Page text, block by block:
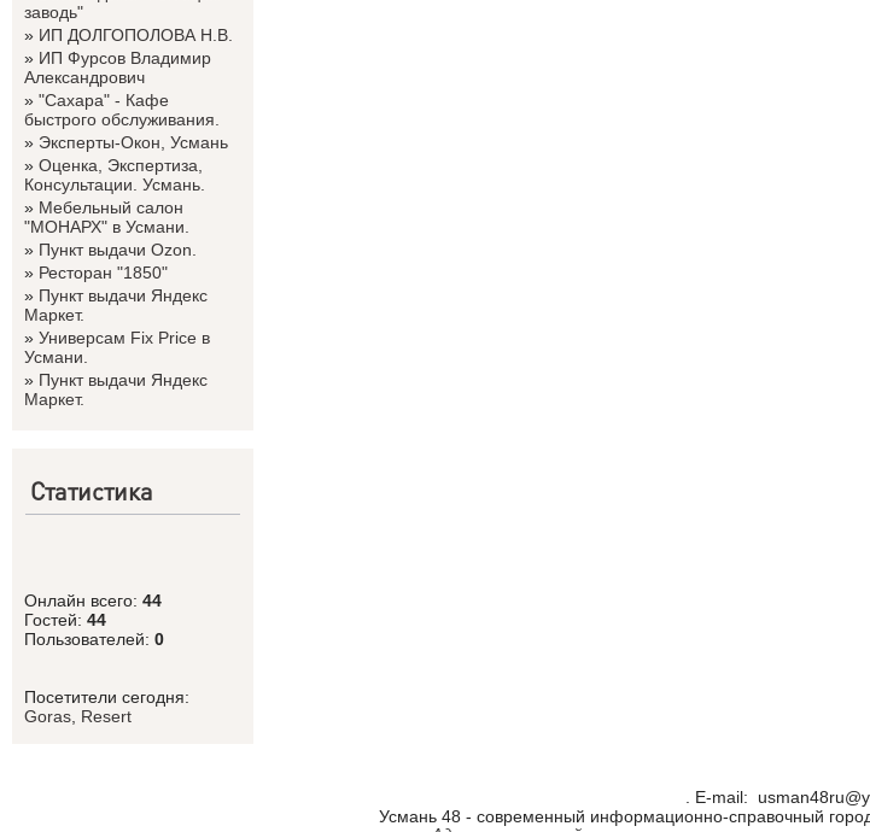
заводь"
» ИП ДОЛГОПОЛОВА Н.В.
» ИП Фурсов Владимир
Александрович
» "Сахара" - Кафе
быстрого обслуживания.
» Эксперты-Окон, Усмань
» Оценка, Экспертиза,
Консультации. Усмань.
» Мебельный салон
"МОНАРХ" в Усмани.
» Пункт выдачи Ozon.
» Ресторан "1850"
» Пункт выдачи Яндекс
Маркет.
» Универсам Fix Price в
Усмани.
» Пункт выдачи Яндекс
Маркет.
Статистика
Онлайн всего: 44
Гостей: 44
Пользователей: 0
Посетители сегодня:
Goras Resert
. Е-mail:
Усмань 48 - современный информационно-справочный